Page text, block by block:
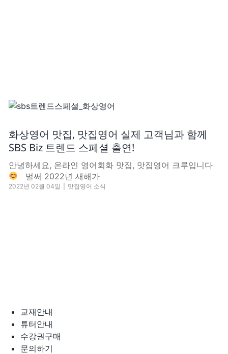
화상영어 맛집, 맛집영어 실제 고객님과 함께
SBS Biz 트렌드 스페셜 출연!
안녕하세요, 온라인 영어회화 맛집, 맛집영어 크루입니다
벌써 2022년 새해가
2022년 02월 04일 맛집영어 소식
교재안내
튜터안내
수강권구매
문의하기